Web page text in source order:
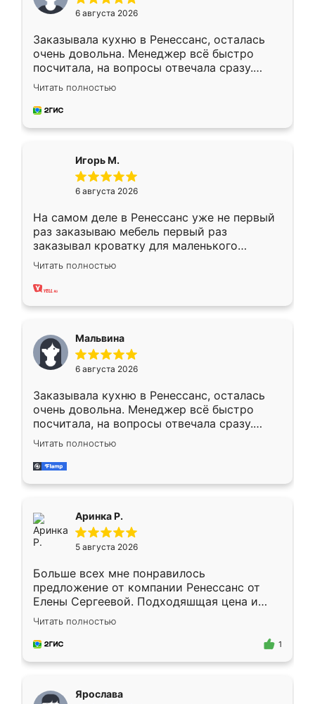
6 августа 2026
Заказывала кухню в Ренессанс, осталась
очень довольна. Менеджер всё быстро
посчитала, на вопросы отвечала сразу.
Замерщик приехал в субботу, подошёл к
делу со всей ответственностью. Собрали
за день, ребята работали аккуратно, даже
Читать полностью
Игорь М.
6 августа 2026
На самом деле в Ренессанс уже не первый
раз заказываю мебель первый раз
заказывал кроватку для маленького
ребёнка при его рождении ,во второй раз
заказал шкаф-купе. По качеству очень
хорошее сборка достаточно быстрая,
меньше, здесь же он более разнообразный.
Мне нравится ,если что-то потребуется из
мебели буду заказывать только здесь.
Читать полностью
Мальвина
6 августа 2026
Заказывала кухню в Ренессанс, осталась
очень довольна. Менеджер всё быстро
посчитала, на вопросы отвечала сразу.
Замерщик приехал в субботу, подошёл к
делу со всей ответственностью. Собрали
за день, ребята работали аккуратно, даже
Читать полностью
Аринка Р.
5 августа 2026
Больше всех мне понравилось
предложение от компании Ренессанс от
Елены Сергеевой. Подходяшщая цена и
короткие сроки изготовления. Приехавший
для замера сотрудник Владислав
предложил по моему эскизу самый
Читать полностью
1
Ярослава